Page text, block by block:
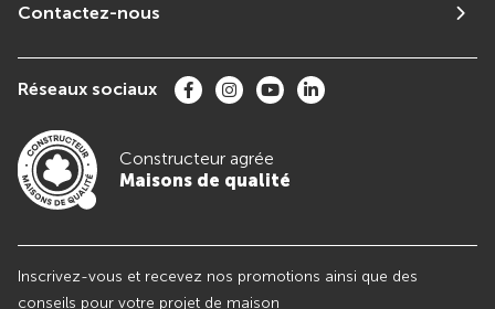
Contactez-nous
Réseaux sociaux
Constructeur agrée
Maisons de qualité
Inscrivez-vous et recevez nos promotions ainsi que des
conseils pour votre projet de maison